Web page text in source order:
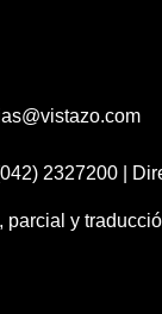
2327200 |
y